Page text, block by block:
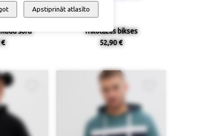
šorti
Trikotāžas bikses
52,90 €
Apstiprināt atlasīto